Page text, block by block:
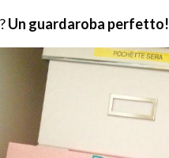
Un guardaroba perfetto!